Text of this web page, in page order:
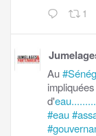
1
Au
d'
#eau